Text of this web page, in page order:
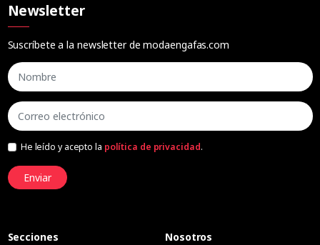
Newsletter
Suscríbete a la newsletter de modaengafas.com
He leído y acepto la política de privacidad.
Enviar
Secciones Nosotros